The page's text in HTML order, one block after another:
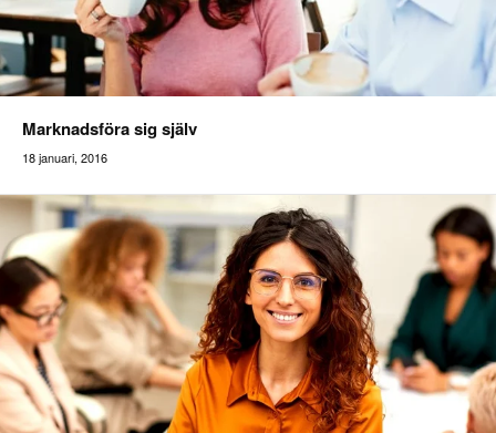
Marknadsföra sig själv
18 januari, 2016